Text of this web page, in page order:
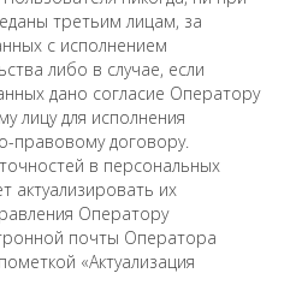
третьим лицам, за
с исполнением
либо в случае, если
дано согласие Оператору
лицу для исполнения
правовому договору.
в персональных
актуализировать их
Оператору
почты Оператора
«Актуализация